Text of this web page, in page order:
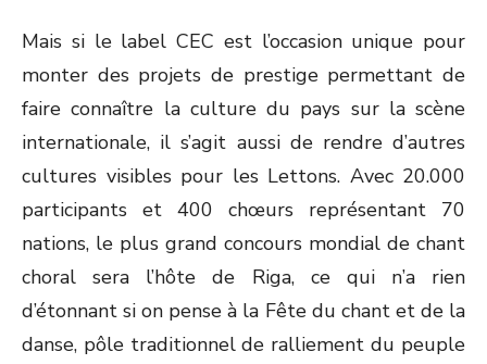
Mais si le label CEC est l’occasion unique pour
monter des projets de prestige permettant de
faire connaître la culture du pays sur la scène
internationale, il s’agit aussi de rendre d’autres
cultures visibles pour les Lettons. Avec 20.000
participants et 400 chœurs représentant 70
nations, le plus grand concours mondial de chant
choral sera l’hôte de Riga, ce qui n’a rien
d’étonnant si on pense à la Fête du chant et de la
danse, pôle traditionnel de ralliement du peuple